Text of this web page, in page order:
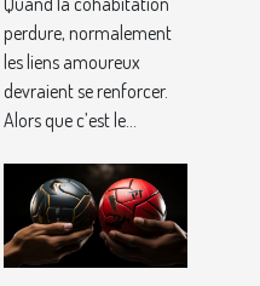
couple ?
perdure, normalement
les liens amoureux
devraient se renforcer.
Alors que c’est le...